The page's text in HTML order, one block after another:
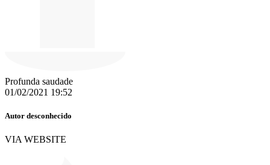
Profunda saudade
01/02/2021 19:52
Autor desconhecido
VIA WEBSITE